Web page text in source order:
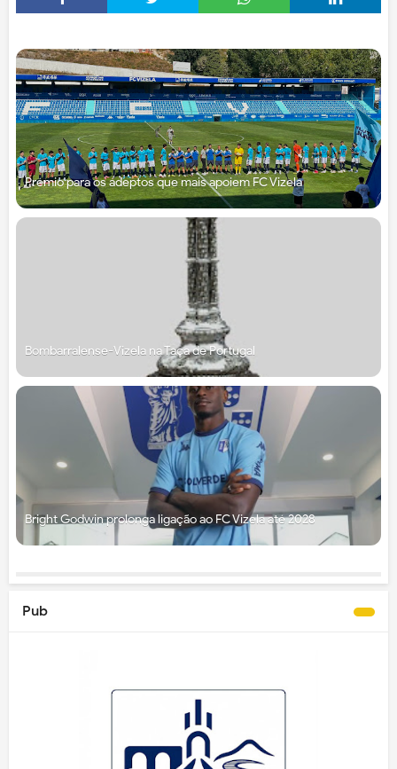
Prémio para os adeptos que mais apoiem FC Vizela
Bombarralense-Vizela na Taça de Portugal
Bright Godwin prolonga ligação ao FC Vizela até 2028
Pub